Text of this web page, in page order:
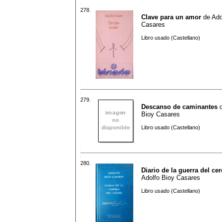
278.
Clave para un amor de
Casares
Libro usado (Castellano)
279.
Descanso de caminantes
Bioy Casares
Libro usado (Castellano)
280.
Diario de la guerra del
Adolfo Bioy Casares
Libro usado (Castellano)